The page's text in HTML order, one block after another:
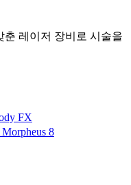
레이저 장비로 시술을
FX
8